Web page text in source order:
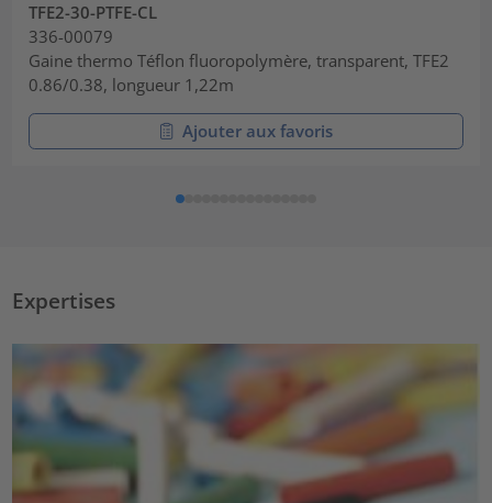
TFE2-30-PTFE-CL
336-00079
Gaine thermo Téflon fluoropolymère, transparent, TFE2
0.86/0.38, longueur 1,22m
Ajouter aux favoris
Expertises